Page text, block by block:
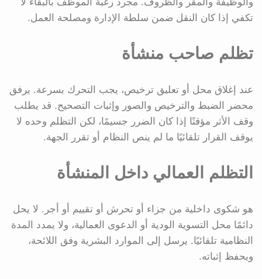
تكفي إذا كان النقل ضمن سلطة الإدارة ومصلحة العمل.
تظلم صاحب منشأة
عند إغلاق محل أو تعليق ترخيص، يجب التحرك بسرعة. يرفق
محضر الضبط والترخيص والصور وإثبات التصحيح. قد يطلب
وقف الأثر مؤقتًا إذا كان الضرر جسيمًا، لكن التظلم وحده لا
يوقف القرار تلقائيًا ما لم ينص النظام أو تقرر الجهة.
التظلم العمالي داخل المنشأة
هو شكوى داخلية من جزاء أو تحرش أو تقييم أو أجر. لا يحل
دائمًا محل التسوية الودية أو الدعوى العمالية، ولا يمدد المدة
النظامية تلقائيًا. يرسل إلى الموارد البشرية وفق اللائحة،
ويحفظ إثباته.